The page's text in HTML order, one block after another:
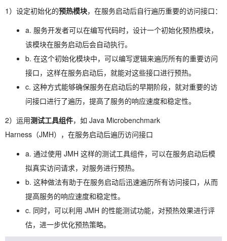
1）设定初始化的预热模块，在服务启动后自行遍历重要的访问接口：
a. 服务开发者可以在编写代码时，设计一个初始化预热模块，
该模块在服务启动后会自动执行。
b. 在这个初始化模块中，可以编写逻辑来遍历所有的重要访问
接口，这样在服务启动后，就能对这些接口进行预热。
c. 这种方式能够确保服务在启动后的早期阶段，就对重要的访
问接口进行了遍历，提高了服务的响应速度和稳定性。
2）运用测试工具组件，如 Java Microbenchmark
Harness（JMH），在服务启动后遍历访问接口
a. 通过使用 JMH 这样的测试工具组件，可以在服务启动后模
拟真实访问请求，对服务进行预热。
b. 这种做法有助于在服务启动后迅速遍历所有访问接口，从而
提高服务的响应速度和稳定性。
c. 同时，可以利用 JMH 的性能测试功能，对预热效果进行评
估，进一步优化预热策略。